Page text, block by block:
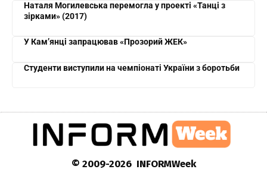
Наталя Могилевська перемогла у проекті «Танці з
зірками» (2017)
У Кам’янці запрацював «Прозорий ЖЕК»
Студенти виступили на чемпіонаті України з боротьби
© 2009-2026 INFORMWeek